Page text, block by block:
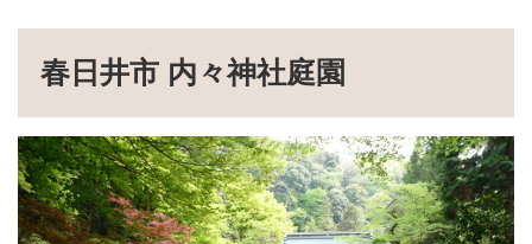
パンくずリスト
春日井市 内々神社庭園